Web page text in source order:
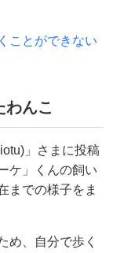
ことができない
わんこ
」さまに投稿
ケ」くんの飼い
までの様子をま
め、自分で歩く